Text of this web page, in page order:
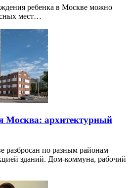
ребенка в Москве можно
мест…
Москва: архитектурный
разбросан по разным районам
зданий. Дом-коммуна, рабочий